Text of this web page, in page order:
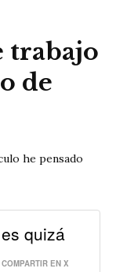
trabajo
de
he pensado
quizá
COMPARTIR EN X